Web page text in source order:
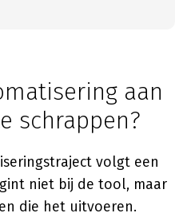
aan
schrappen?
volgt een
niet bij de tool, maar
die het uitvoeren.